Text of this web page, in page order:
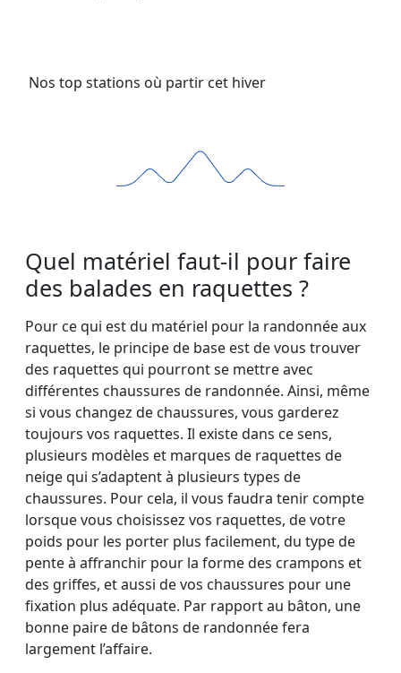
Nos top stations où partir cet hiver
Quel matériel faut-il pour faire
des balades en raquettes ?
Pour ce qui est du matériel pour la randonnée aux
raquettes, le principe de base est de vous trouver
des raquettes qui pourront se mettre avec
différentes chaussures de randonnée. Ainsi, même
si vous changez de chaussures, vous garderez
toujours vos raquettes. Il existe dans ce sens,
plusieurs modèles et marques de raquettes de
neige qui s’adaptent à plusieurs types de
chaussures. Pour cela, il vous faudra tenir compte
lorsque vous choisissez vos raquettes, de votre
poids pour les porter plus facilement, du type de
pente à affranchir pour la forme des crampons et
des griffes, et aussi de vos chaussures pour une
fixation plus adéquate. Par rapport au bâton, une
bonne paire de bâtons de randonnée fera
largement l’affaire.